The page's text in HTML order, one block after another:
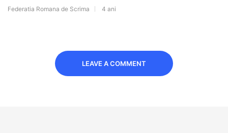
Federatia Romana de Scrima 4 ani
LEAVE A COMMENT